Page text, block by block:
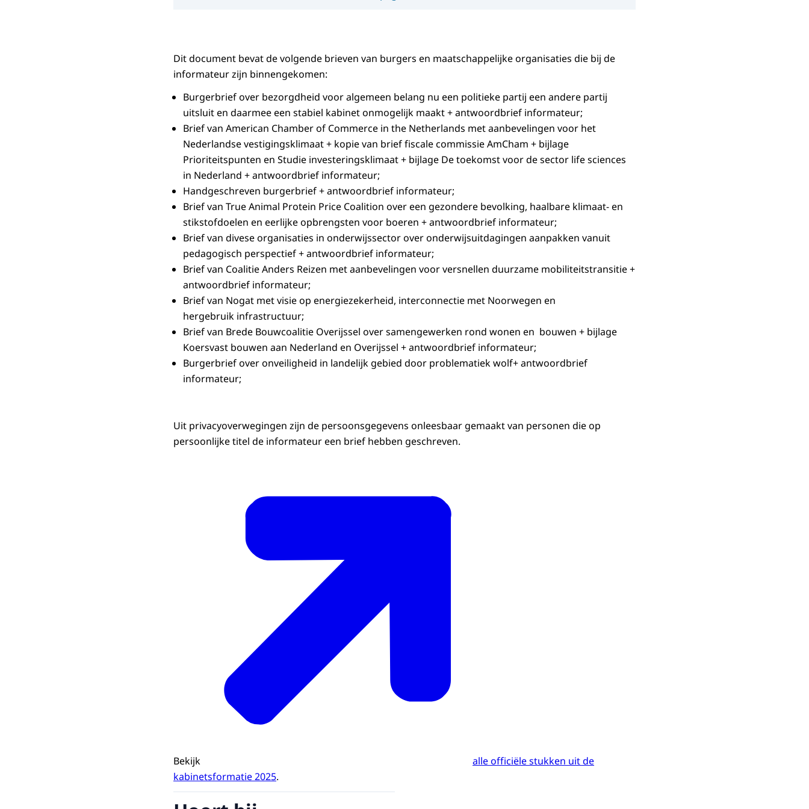
Dit document bevat de volgende brieven van burgers en maatschappelijke organisaties die bij de
informateur zijn binnengekomen:
Burgerbrief over bezorgdheid voor algemeen belang nu een politieke partij een andere partij
uitsluit en daarmee een stabiel kabinet onmogelijk maakt + antwoordbrief informateur;
Brief van American Chamber of Commerce in the Netherlands met aanbevelingen voor het
Nederlandse vestigingsklimaat + kopie van brief fiscale commissie AmCham + bijlage
Prioriteitspunten en Studie investeringsklimaat + bijlage De toekomst voor de sector life sciences
in Nederland + antwoordbrief informateur;
Handgeschreven burgerbrief+ antwoordbrief informateur;
Brief van True Animal Protein Price Coalition over een gezondere bevolking, haalbare klimaat- en
stikstofdoelen en eerlijke opbrengsten voor boeren + antwoordbrief informateur;
Brief van divese organisaties in onderwijssector over onderwijsuitdagingen aanpakken vanuit
pedagogisch perspectief + antwoordbrief informateur;
Brief van Coalitie Anders Reizen met aanbevelingen voor versnellen duurzame mobiliteitstransitie +
antwoordbrief informateur;
Brief van Nogat met visie op energiezekerheid, interconnectie met Noorwegen en
hergebruik infrastructuur;
Brief van Brede Bouwcoalitie Overijssel over samengewerken rond wonen en bouwen + bijlage
Koersvast bouwen aan Nederland en Overijssel + antwoordbrief informateur;
Burgerbrief over onveiligheid in landelijk gebied door problematiek wolf+ antwoordbrief
informateur;
Uit privacyoverwegingen zijn de persoonsgegevens onleesbaar gemaakt van personen die op
persoonlijke titel de informateur een brief hebben geschreven.
Bekijk
alle officiële stukken uit de
kabinetsformatie 2025.